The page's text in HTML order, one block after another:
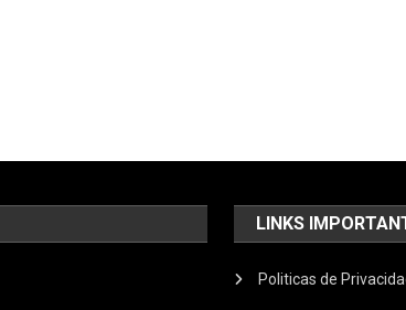
LINKS
Politicas de